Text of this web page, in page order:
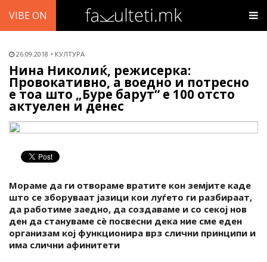
VIBE ON
26.09.2018 КУЛТУРА
Нина Николиќ, режисерка:
Провокативно, а воедно и потресно
е тоа што „Буре барут“ е 100 отсто
актуелен и денес
Mораме да ги отвораме вратите кон земјите каде
што се зборуваат јазици кои луѓето ги разбираат,
да работиме заедно, да создаваме и со секој нов
ден да стануваме сѐ посвесни дека ние сме еден
организам кој функционира врз слични принципи и
има слични афинитети